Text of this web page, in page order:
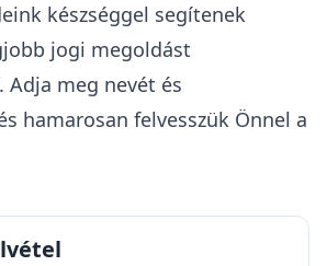
készséggel segítenek
jogi megoldást
meg nevét és
hamarosan felvesszük Önnel a